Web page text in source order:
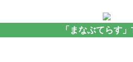
「まなぶてらす